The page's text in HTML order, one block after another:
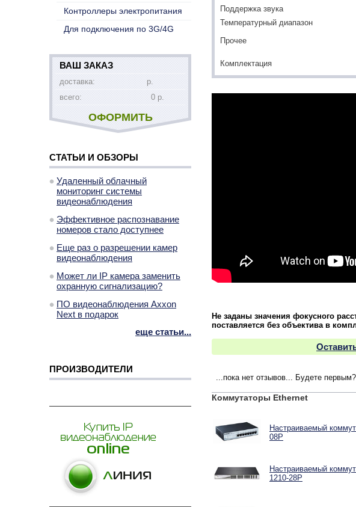
Поддержка звука
Температурный диапазон
Прочее
Комплектация
Не заданы значения фокусного
поставляется без объектива в
...пока нет отзывов... Будете первым?
Коммутаторы Ethernet
Настраиваемый
08P
Настраиваемый
1210-28P
Контроллеры электропитания
Для подключения по 3G/4G
ВАШ ЗАКАЗ
доставка:
р.
всего:
0 р.
ОФОРМИТЬ
СТАТЬИ И ОБЗОРЫ
Удаленный облачный
мониторинг системы
видеонаблюдения
Эффективное распознавание
номеров стало доступнее
Еще раз о разрешении камер
видеонаблюдения
Может ли IP камера заменить
охранную сигнализацию?
ПО видеонаблюдения Axxon
Next в подарок
еще статьи...
ПРОИЗВОДИТЕЛИ